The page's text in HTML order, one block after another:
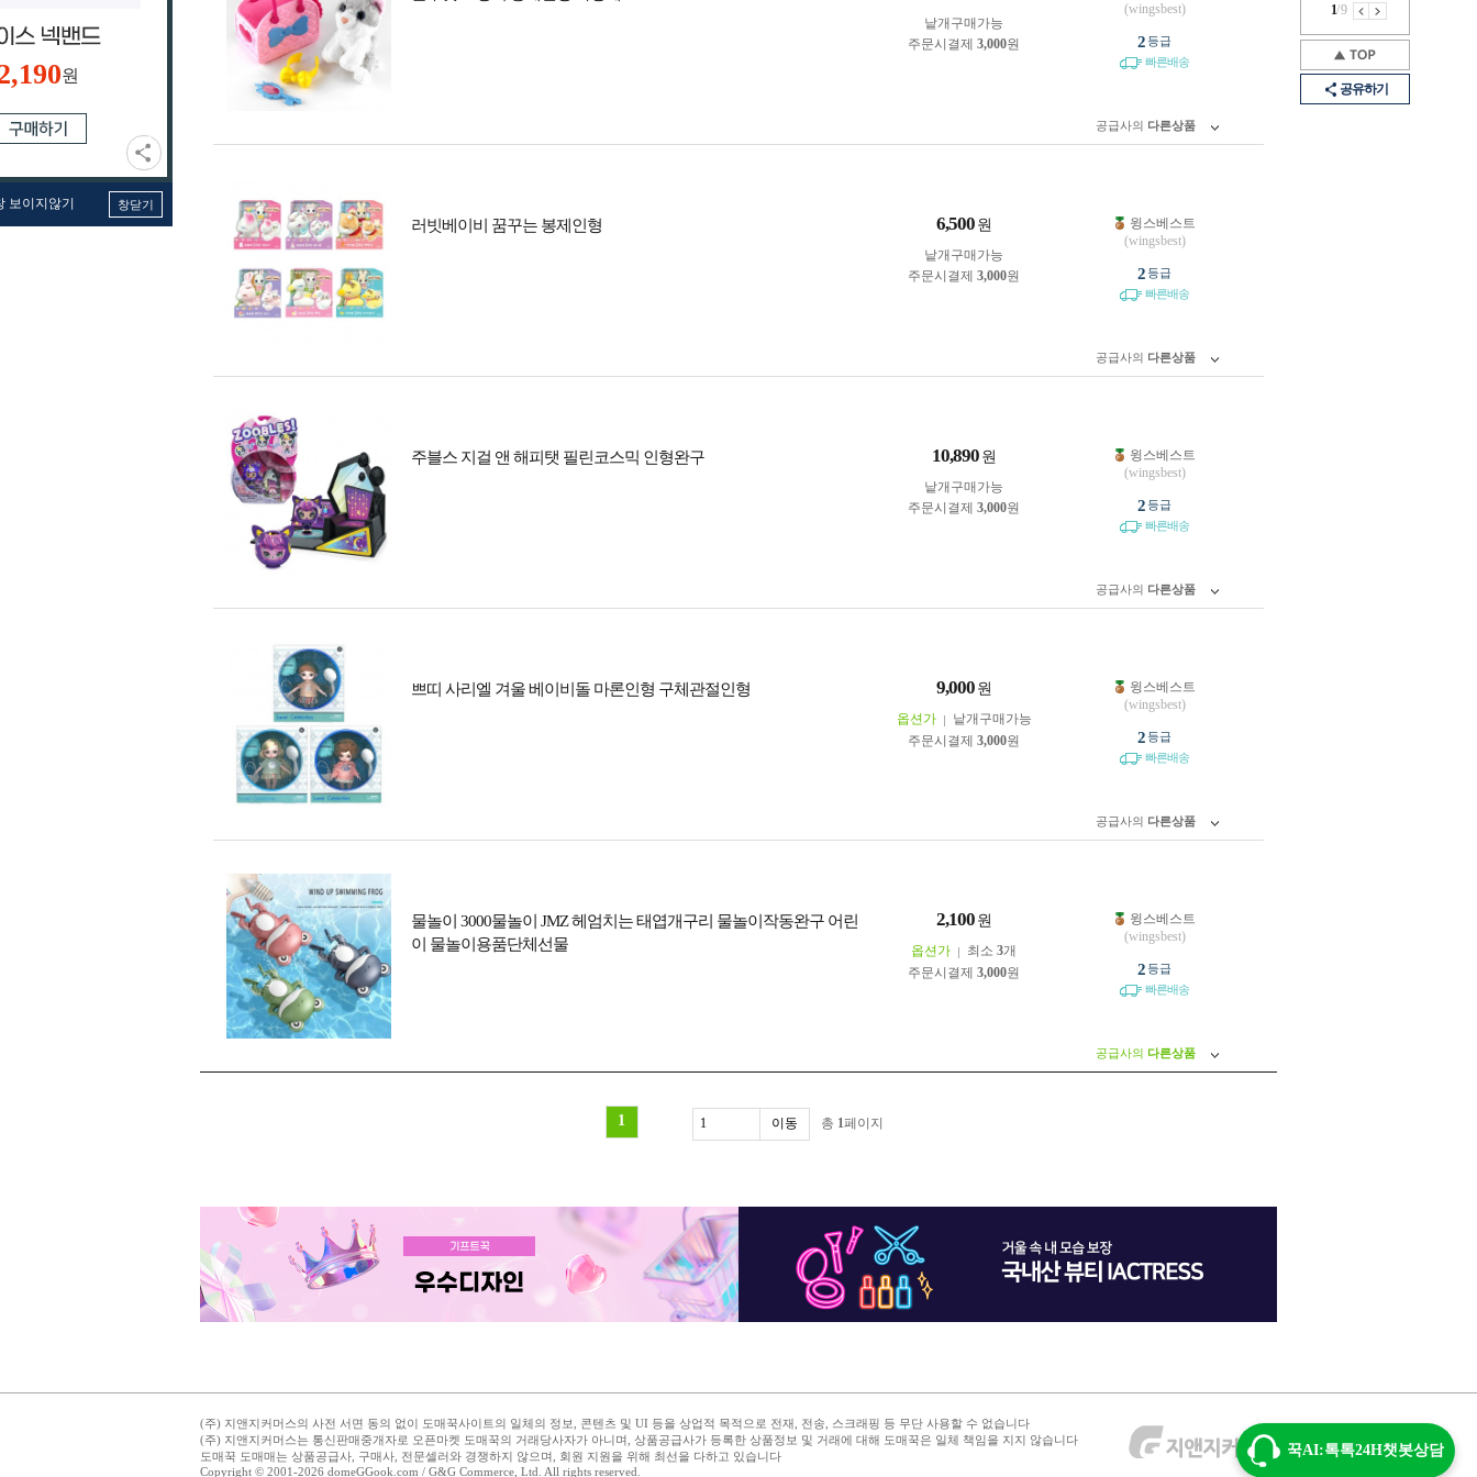
원
보이지않기 창닫기
1/9
공유하기
낱개구매가능
주문시결제 3,000원
(wingsbest)
2등급
빠른배송
공급사의 다른상품
러빗베이비 꿈꾸는 봉제인형 6,500 원
낱개구매가능
주문시결제 3,000원
윙스베스트
(wingsbest)
2등급
빠른배송
공급사의 다른상품
주블스 지걸 앤 해피탯 필린코스믹 인형완구 10,890 원
낱개구매가능
주문시결제 3,000원
윙스베스트
(wingsbest)
2등급
빠른배송
공급사의 다른상품
쁘띠 사리엘 겨울 베이비돌 마론인형 구체관절인형 9,000 원
옵션가
낱개구매가능
주문시결제 3,000원
윙스베스트
(wingsbest)
2등급
빠른배송
공급사의 다른상품
물놀이 3000물놀이 JMZ 헤엄치는 태엽개구리 물놀이작동완구 어린
이 물놀이용품단체선물
2,100 원
옵션가 최소 3개
주문시결제 3,000원
윙스베스트
(wingsbest)
2등급
빠른배송
공급사의 다른상품
1 총 1페이지
(주) 지앤지커머스의 사전 서면 동의 없이 도매꾹사이트의 일체의 정보, 콘텐츠 및 UI 등을 상업적 목적으로 전재, 전송, 스크래핑 등 무단 사용할 수 없습니다
(주) 지앤지커머스는 통신판매중개자로 오픈마켓 도매꾹의 거래당사자가 아니며, 상품공급사가 등록한 상품정보 및 거래에 대해 도매꾹은 일체 책임을 지지 않습니다
도매꾹 도매매는 상품공급사, 구매사, 전문셀러와 경쟁하지 않으며, 회원 지원을 위해 최선을 다하고 있습니다
Copyright © 2001-2026 domeGGook.com / G&G Commerce, Ltd. All rights reserved.
꾹AI:톡톡24H챗봇상담